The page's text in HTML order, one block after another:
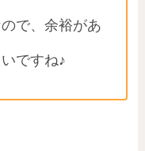
で、余裕があ
ですね♪